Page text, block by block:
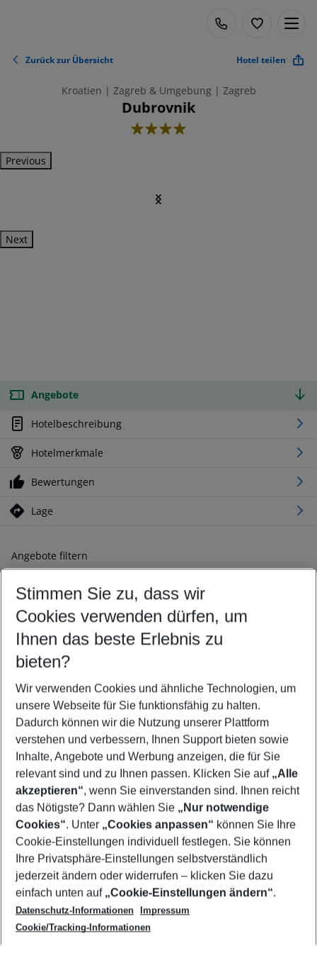
Zurück zur Übersicht Hotel teilen
Kroatien | Zagreb & Umgebung | Zagreb
Dubrovnik
4
Previous
Next
Angebote
Hotelbeschreibung
Hotelmerkmale
Bewertungen
Lage
Angebote filtern
Ändern Sie Ihre Kriterien nach Ihren Wünschen
Abflughafen wählen
Beliebiger Abflughafen
Reisezeitraum wählen
09.08.26– 07.08.27 5-8 Nächte
2 Erwachsene Keine Kinder
Mehr Filter anzeigen
Footer
Footer navigation
Über uns
AGB
Cookie-Einstellungen ändern
Cookie-Richtlinie
Datenschutz
Service & Hilfe
Barrierefreies Reisen
Check-in
Folgen Sie uns
Stimmen Sie zu, dass wir
Cookies verwenden dürfen, um
Ihnen das beste Erlebnis zu
bieten?
Wir verwenden Cookies und ähnliche Technologien, um
unsere Webseite für Sie funktionsfähig zu halten.
Dadurch können wir die Nutzung unserer Plattform
verstehen und verbessern, Ihnen Support bieten sowie
Inhalte, Angebote und Werbung anzeigen, die für Sie
relevant sind und zu Ihnen passen. Klicken Sie auf „Alle
akzeptieren“, wenn Sie einverstanden sind. Ihnen reicht
das Nötigste? Dann wählen Sie „Nur notwendige
Cookies“. Unter „Cookies anpassen“ können Sie Ihre
Cookie-Einstellungen individuell festlegen. Sie können
Ihre Privatsphäre-Einstellungen selbstverständlich
jederzeit ändern oder widerrufen – klicken Sie dazu
einfach unten auf „Cookie-Einstellungen ändern“.
Datenschutz-Informationen
Impressum
Cookie/Tracking-Informationen